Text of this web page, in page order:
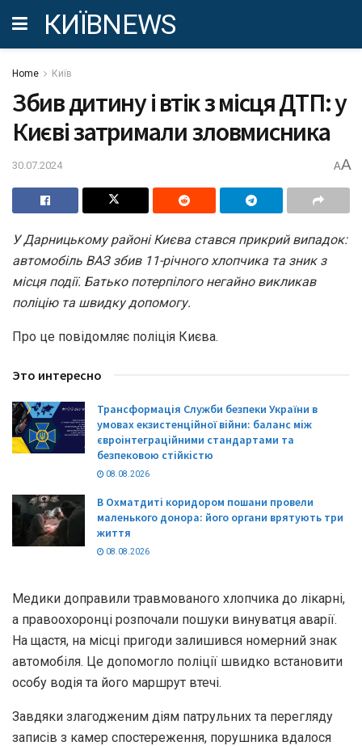
КИЇВNEWS
Home Київ
Збив дитину і втік з місця ДТП: у
Києві затримали зловмисника
30.07.2024 AA
У Дарницькому районі Києва стався прикрий випадок:
автомобіль ВАЗ збив 11-річного хлопчика та зник з
місця події. Батько потерпілого негайно викликав
поліцію та швидку допомогу.
Про це повідомляє поліція Києва.
Это интересно
Трансформація Служби безпеки України в
умовах екзистенційної війни: баланс між
євроінтеграційними стандартами та
безпековою стійкістю
08.08.2026
В Охматдиті коридором пошани провели
маленького донора: його органи врятують три
життя
08.08.2026
Медики доправили травмованого хлопчика до лікарні,
а правоохоронці розпочали пошуки винуватця аварії.
На щастя, на місці пригоди залишився номерний знак
автомобіля. Це допомогло поліції швидко встановити
особу водія та його маршрут втечі.
Завдяки злагодженим діям патрульних та перегляду
записів з камер спостереження, порушника вдалося